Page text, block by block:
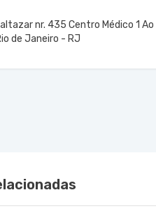
nr. 435 Centro Médico 1 Ao
de Janeiro - RJ